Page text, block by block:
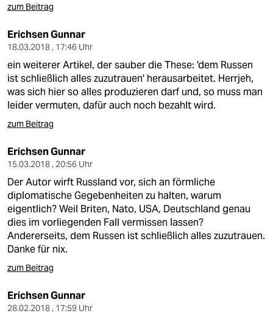
zum Beitrag
Erichsen Gunnar
18.03.2018 , 17:46 Uhr
ein weiterer Artikel, der sauber die These: 'dem Russen
ist schließlich alles zuzutrauen' herausarbeitet. Herrjeh,
was sich hier so alles produzieren darf und, so muss man
leider vermuten, dafür auch noch bezahlt wird.
zum Beitrag
Erichsen Gunnar
15.03.2018 , 20:56 Uhr
Der Autor wirft Russland vor, sich an förmliche
diplomatische Gegebenheiten zu halten, warum
eigentlich? Weil Briten, Nato, USA, Deutschland genau
dies im vorliegenden Fall vermissen lassen?
Andererseits, dem Russen ist schließlich alles zuzutrauen.
Danke für nix.
zum Beitrag
Erichsen Gunnar
28.02.2018 , 17:59 Uhr